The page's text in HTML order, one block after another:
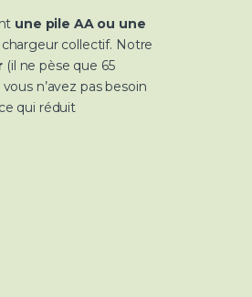
une pile AA ou une
collectif. Notre
(il ne pèse que 65
vous n’avez pas besoin
qui réduit